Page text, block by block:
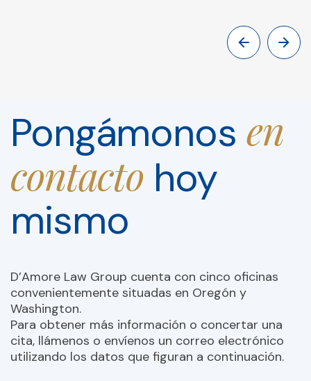
Pongámonos en
contacto hoy
mismo
D’Amore Law Group cuenta con cinco oficinas
convenientemente situadas en Oregón y
Washington.
Para obtener más información o concertar una
cita, llámenos o envíenos un correo electrónico
utilizando los datos que figuran a continuación.